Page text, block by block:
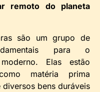
remoto do planeta
são um grupo de
para o
Elas estão
matéria prima
bens duráveis